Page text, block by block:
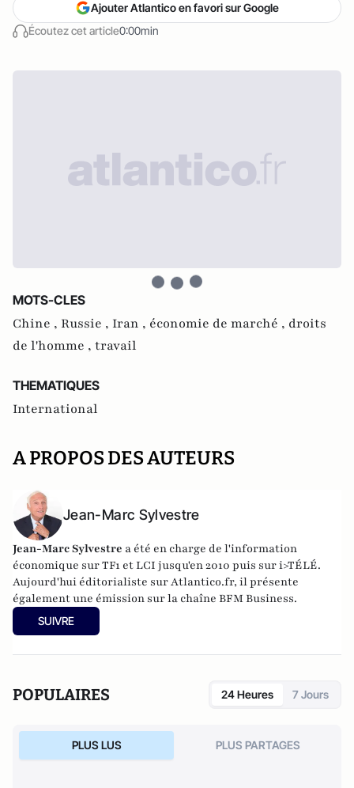
Écoutez cet article0:00min
Ajouter Atlantico en favori sur Google
MOTS-CLES
Chine , Russie , Iran , économie de marché , droits
de l'homme , travail
THEMATIQUES
International
A PROPOS DES AUTEURS
Jean-Marc Sylvestre
Jean-Marc Sylvestre a été en charge de l'information
économique sur TF1 et LCI jusqu'en 2010 puis sur i>TÉLÉ.
Aujourd'hui éditorialiste sur Atlantico.fr, il présente
également une émission sur la chaîne BFM Business.
SUIVRE
POPULAIRES 24 Heures 7 Jours
PLUS LUS PLUS PARTAGES